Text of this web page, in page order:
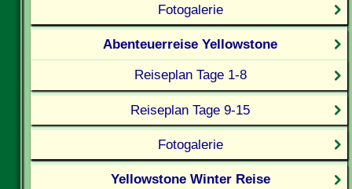
Fotogalerie
Abenteuerreise Yellowstone
Reiseplan Tage 1-8
Reiseplan Tage 9-15
Fotogalerie
Yellowstone Winter Reise